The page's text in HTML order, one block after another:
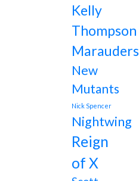
Kelly
Thompson
Marauders
New
Mutants
Nick Spencer
Nightwing
Reign
of X